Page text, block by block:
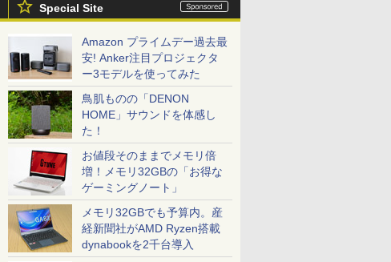
Special Site
Amazon プライムデー過去最
安! Anker注目プロジェクタ
ー3モデルを使ってみた
鳥肌ものの「DENON
HOME」サウンドを体感し
た！
お値段そのままでメモリ倍
増！メモリ32GBの「お得な
ゲーミングノート」
メモリ32GBでも予算内。産
経新聞社がAMD Ryzen搭載
dynabookを2千台導入